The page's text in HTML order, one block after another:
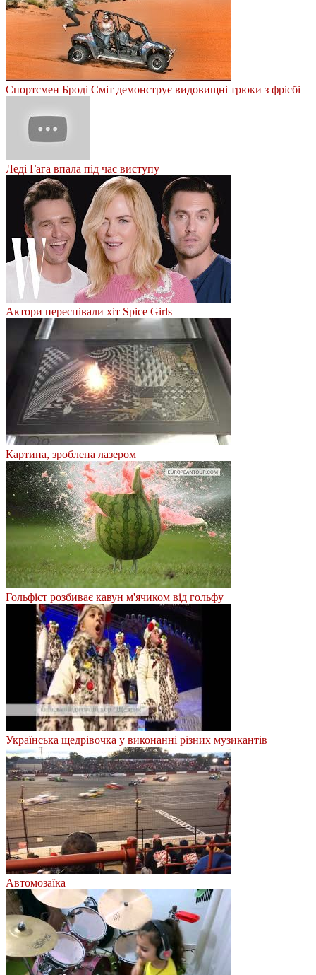
Спортсмен Броді Сміт демонструє видовищні трюки з фрісбі
Леді Гага впала під час виступу
Актори переспівали хіт Spice Girls
Картина, зроблена лазером
Гольфіст розбиває кавун м'ячиком від гольфу
Українська щедрівочка у виконанні різних музикантів
Автомозаїка